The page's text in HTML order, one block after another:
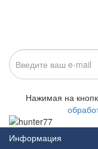
Нажимая на
Информация